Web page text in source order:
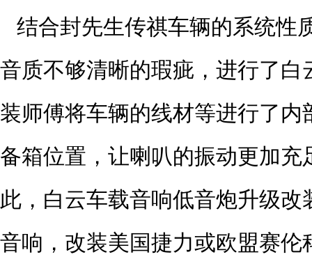
结合封先生传祺车辆的系统性
音质不够清晰的瑕疵，进行了
装师傅将车辆的线材等进行了
备箱位置，让喇叭的振动更加
此，白云车载音响低音炮升级
音响，改装美国捷力或欧盟赛